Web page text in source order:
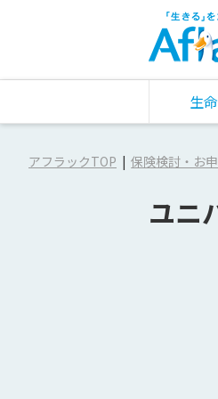
生
アフラックTOP 保険検討・お
ユニ